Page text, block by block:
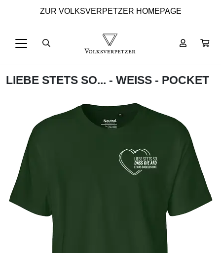
ZUR VOLKSVERPETZER HOMEPAGE
LIEBE STETS SO... - WEISS - POCKET